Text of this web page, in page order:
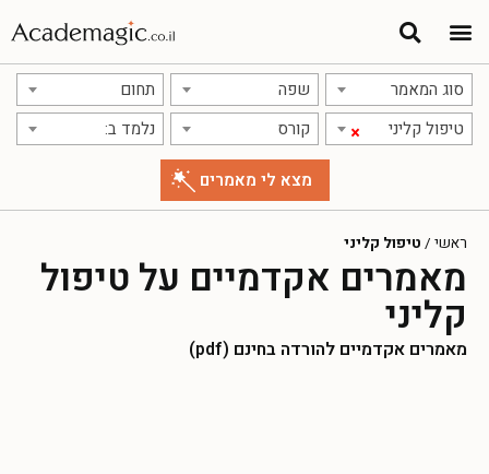
סוג המאמר שפה תחום
× טיפול קליני קורס נלמד ב:
ראשי / טיפול קליני
מאמרים אקדמיים על טיפול
קליני
מאמרים אקדמיים להורדה בחינם (pdf)